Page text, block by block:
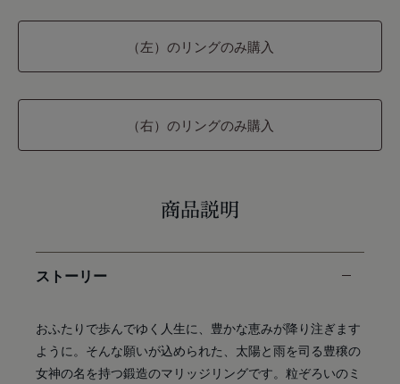
（左）のリングのみ購入
（右）のリングのみ購入
商品説明
ストーリー
おふたりで歩んでゆく人生に、豊かな恵みが降り注ぎます
ように。そんな願いが込められた、太陽と雨を司る豊穣の
女神の名を持つ鍛造のマリッジリングです。粒ぞろいのミ